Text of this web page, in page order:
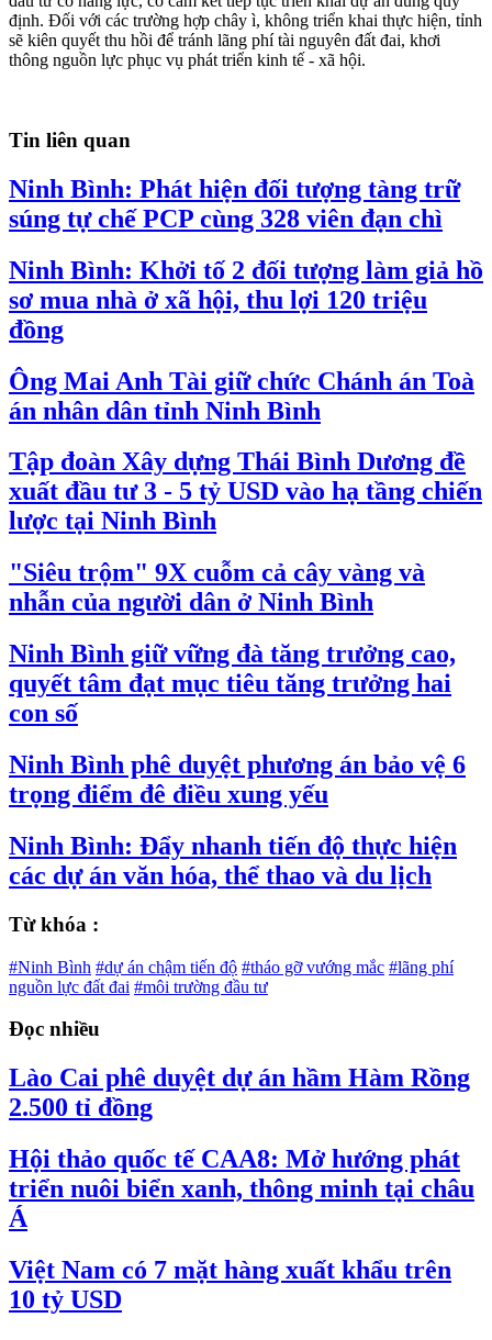
định. Đối với các trường hợp chây ì, không triển khai thực hiện, tỉnh
sẽ kiên quyết thu hồi để tránh lãng phí tài nguyên đất đai, khơi
thông nguồn lực phục vụ phát triển kinh tế - xã hội.
Tin liên quan
Ninh Bình: Phát hiện đối tượng tàng trữ
súng tự chế PCP cùng 328 viên đạn chì
Ninh Bình: Khởi tố 2 đối tượng làm giả hồ
sơ mua nhà ở xã hội, thu lợi 120 triệu
đồng
Ông Mai Anh Tài giữ chức Chánh án Toà
án nhân dân tỉnh Ninh Bình
Tập đoàn Xây dựng Thái Bình Dương đề
xuất đầu tư 3 - 5 tỷ USD vào hạ tầng chiến
lược tại Ninh Bình
"Siêu trộm" 9X cuỗm cả cây vàng và
nhẫn của người dân ở Ninh Bình
Ninh Bình giữ vững đà tăng trưởng cao,
quyết tâm đạt mục tiêu tăng trưởng hai
con số
Ninh Bình phê duyệt phương án bảo vệ 6
trọng điểm đê điều xung yếu
Ninh Bình: Đẩy nhanh tiến độ thực hiện
các dự án văn hóa, thể thao và du lịch
Từ khóa :
#Ninh Bình #dự án chậm tiến độ #tháo gỡ vướng mắc #lãng phí
nguồn lực đất đai #môi trường đầu tư
Đọc nhiều
Lào Cai phê duyệt dự án hầm Hàm Rồng
2.500 tỉ đồng
Hội thảo quốc tế CAA8: Mở hướng phát
triển nuôi biển xanh, thông minh tại châu
Á
Việt Nam có 7 mặt hàng xuất khẩu trên
10 tỷ USD